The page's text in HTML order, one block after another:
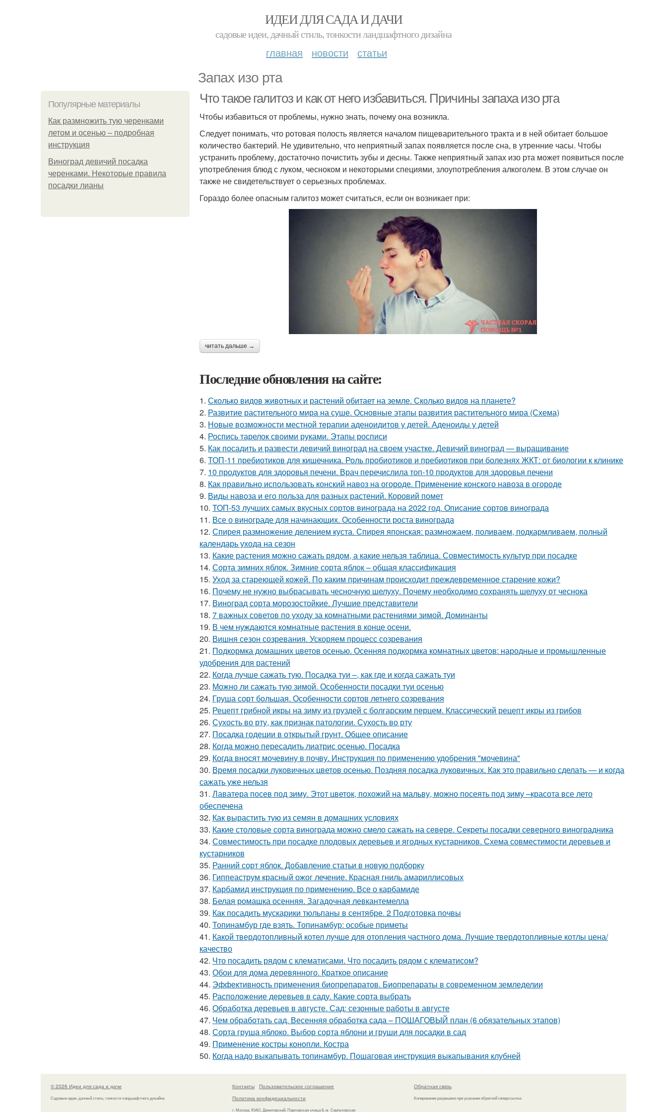
ИДЕИ ДЛЯ САДА И ДАЧИ
садовые идеи, дачный стиль, тонкости ландшафтного дизайна
главная новости статьи
Запах изо рта
Популярные материалы
Как размножить тую черенками
летом и осенью – подробная
инструкция
Виноград девичий посадка
черенками. Некоторые правила
посадки лианы
Что такое галитоз и как от него избавиться. Причины запаха изо рта
Чтобы избавиться от проблемы, нужно знать, почему она возникла.
Следует понимать, что ротовая полость является началом пищеварительного тракта и в ней обитает большое
количество бактерий. Не удивительно, что неприятный запах появляется после сна, в утренние часы. Чтобы
устранить проблему, достаточно почистить зубы и десны. Также неприятный запах изо рта может появиться после
употребления блюд с луком, чесноком и некоторыми специями, злоупотребления алкоголем. В этом случае он
также не свидетельствует о серьезных проблемах.
Гораздо более опасным галитоз может считаться, если он возникает при:
читать дальше →
Последние обновления на сайте:
1. Сколько видов животных и растений обитает на земле. Сколько видов на планете?
2. Развитие растительного мира на суше. Основные этапы развития растительного мира (Схема)
3. Новые возможности местной терапии аденоидитов у детей. Аденоиды у детей
4. Роспись тарелок своими руками. Этапы росписи
5. Как посадить и развести девичий виноград на своем участке. Девичий виноград — выращивание
6. ТОП-11 пребиотиков для кишечника. Роль пробиотиков и пребиотиков при болезнях ЖКТ: от биологии к клинике
7. 10 продуктов для здоровья печени. Врач перечислила топ-10 продуктов для здоровья печени
8. Как правильно использовать конский навоз на огороде. Применение конского навоза в огороде
9. Виды навоза и его польза для разных растений. Коровий помет
10. ТОП-53 лучших самых вкусных сортов винограда на 2022 год. Описание сортов винограда
11. Все о винограде для начинающих. Особенности роста винограда
12. Спирея размножение делением куста. Спирея японская: размножаем, поливаем, подкармливаем, полный
календарь ухода на сезон
13. Какие растения можно сажать рядом, а какие нельзя таблица. Совместимость культур при посадке
14. Сорта зимних яблок. Зимние сорта яблок – общая классификация
15. Уход за стареющей кожей. По каким причинам происходит преждевременное старение кожи?
16. Почему не нужно выбрасывать чесночную шелуху. Почему необходимо сохранять шелуху от чеснока
17. Виноград сорта морозостойкие. Лучшие представители
18. 7 важных советов по уходу за комнатными растениями зимой. Доминанты
19. В чем нуждаются комнатные растения в конце осени.
20. Вишня сезон созревания. Ускоряем процесс созревания
21. Подкормка домашних цветов осенью. Осенняя подкормка комнатных цветов: народные и промышленные
удобрения для растений
22. Когда лучше сажать тую. Посадка туи –, как где и когда сажать туи
23. Можно ли сажать тую зимой. Особенности посадки туи осенью
24. Груша сорт большая. Особенности сортов летнего созревания
25. Рецепт грибной икры на зиму из груздей с болгарским перцем. Классический рецепт икры из грибов
26. Сухость во рту, как признак патологии. Сухость во рту
27. Посадка годеции в открытый грунт. Общее описание
28. Когда можно пересадить лиатрис осенью. Посадка
29. Когда вносят мочевину в почву. Инструкция по применению удобрения "мочевина"
30. Время посадки луковичных цветов осенью. Поздняя посадка луковичных. Как это правильно сделать — и когда
сажать уже нельзя
31. Лаватера посев под зиму. Этот цветок, похожий на мальву, можно посеять под зиму –красота все лето
обеспечена
32. Как вырастить тую из семян в домашних условиях
33. Какие столовые сорта винограда можно смело сажать на севере. Секреты посадки северного виноградника
34. Совместимость при посадке плодовых деревьев и ягодных кустарников. Схема совместимости деревьев и
кустарников
35. Ранний сорт яблок. Добавление статьи в новую подборку
36. Гиппеаструм красный ожог лечение. Красная гниль амариллисовых
37. Карбамид инструкция по применению. Все о карбамиде
38. Белая ромашка осенняя. Загадочная левкантемелла
39. Как посадить мускарики тюльпаны в сентябре. 2 Подготовка почвы
40. Топинамбур где взять. Топинамбур: особые приметы
41. Какой твердотопливный котел лучше для отопления частного дома. Лучшие твердотопливные котлы цена/
качество
42. Что посадить рядом с клематисами. Что посадить рядом с клематисом?
43. Обои для дома деревянного. Краткое описание
44. Эффективность применения биопрепаратов. Биопрепараты в современном земледелии
45. Расположение деревьев в саду. Какие сорта выбрать
46. Обработка деревьев в августе. Сад: сезонные работы в августе
47. Чем обработать сад. Весенняя обработка сада – ПОШАГОВЫЙ план (6 обязательных этапов)
48. Сорта груша яблоко. Выбор сорта яблони и груши для посадки в сад
49. Применение костры конопли. Костра
50. Когда надо выкапывать топинамбур. Пошаговая инструкция выкапывания клубней
© 2026 Идеи для сада и дачи
Садовые идеи, дачный стиль, тонкости ландшафтного дизайна
Контакты
Пользовательское соглашение
Политика конфидециальности
г. Москва, ЮАО, Даниловский, Павловская улица 6, м. Серпуховская
Обратная связь
Копирование разрешено при указании обратной гиперссылки.